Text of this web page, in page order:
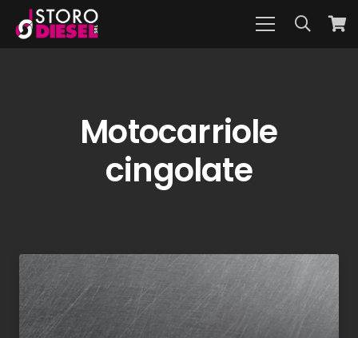
Motocarriole
cingolate